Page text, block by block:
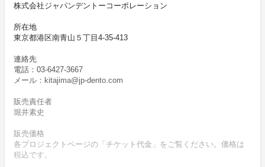
株式会社ジャパンデントーコーポレーション
所在地
東京都港区南青山５丁目4-35-413
連絡先
電話：03-6427-3667
メール：kitajima@jp-dento.com
販売責任者
堀井素史
販売価格
各プロジェクトページの「チケット代金」をご覧ください。価格は
税込です。